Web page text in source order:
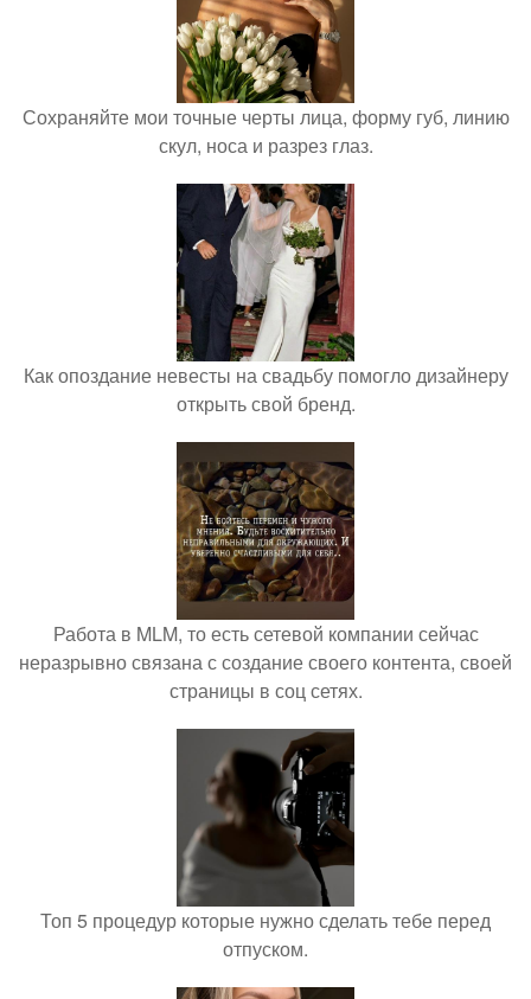
Сохраняйте мои точные черты лица, форму губ, линию
скул, носа и разрез глаз.
Как опоздание невесты на свадьбу помогло дизайнеру
открыть свой бренд.
Работа в MLM, то есть сетевой компании сейчас
неразрывно связана с создание своего контента, своей
страницы в соц сетях.
Топ 5 процедур которые нужно сделать тебе перед
отпуском.